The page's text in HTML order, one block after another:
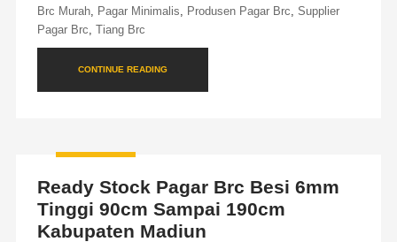
Brc Murah, Pagar Minimalis Produsen Pagar Brc Supplier
Pagar Brc Tiang Brc
CONTINUE READING
Ready Stock Pagar Brc Besi 6mm
Tinggi 90cm Sampai 190cm
Kabupaten Madiun